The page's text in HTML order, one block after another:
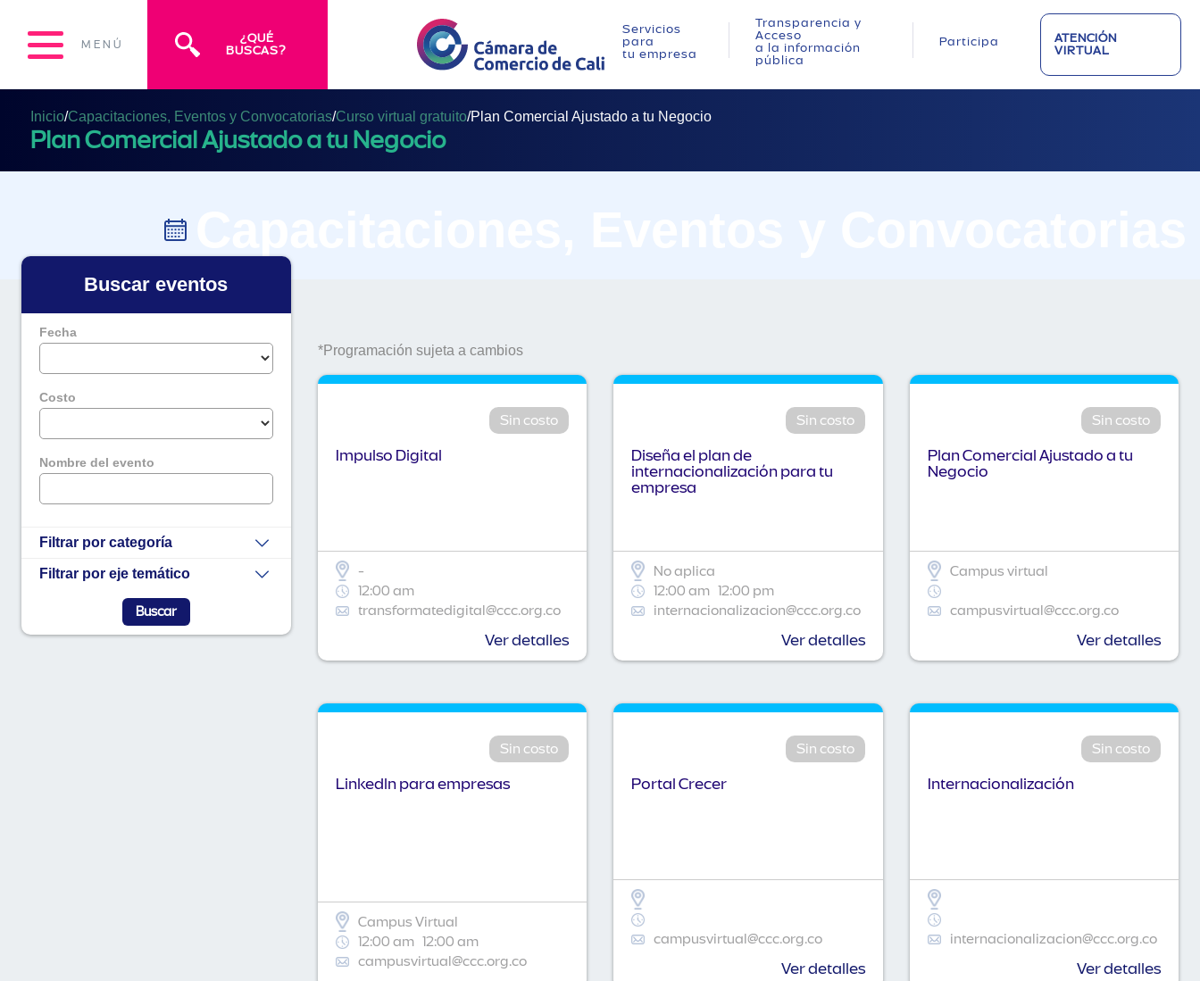
MENÚ
¿QUÉ
BUSCAS?
Servicios
para
tu empresa
Transparencia y
Acceso
a la información
pública
Participa
ATENCIÓN
VIRTUAL
Inicio/Capacitaciones, Eventos y Convocatorias/Curso virtual gratuito/Plan Comercial Ajustado a tu Negocio
Plan Comercial Ajustado a tu Negocio
Buscar eventos
Fecha
Costo
Nombre del evento
Filtrar por categoría
Filtrar por eje temático
*Programación sujeta a cambios
Sin costo
Impulso Digital
-
12:00 am
transformatedigital@ccc.org.co
Ver detalles
Sin costo
Diseña el plan de
internacionalización para tu
empresa
No aplica
12:00 am 12:00 pm
internacionalizacion@ccc.org.co
Ver detalles
Sin costo
Plan Comercial Ajustado a tu
Negocio
Campus virtual
campusvirtual@ccc.org.co
Ver detalles
Sin costo
Linkedln para empresas
Campus Virtual
12:00 am 12:00 am
campusvirtual@ccc.org.co
Sin costo
Portal Crecer
campusvirtual@ccc.org.co
Ver detalles
Sin costo
Internacionalización
internacionalizacion@ccc.org.co
Ver detalles